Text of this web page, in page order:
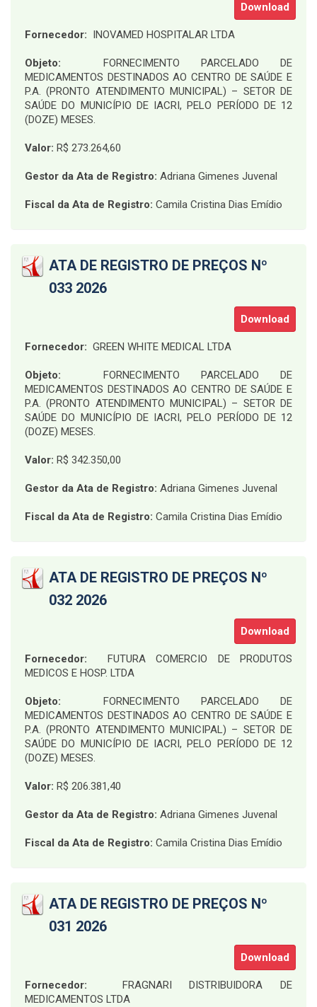
Download
Fornecedor: INOVAMED HOSPITALAR LTDA
Objeto:
FORNECIMENTO PARCELADO DE
MEDICAMENTOS DESTINADOS AO CENTRO DE SAÚDE E
P.A. (PRONTO ATENDIMENTO MUNICIPAL) – SETOR DE
SAÚDE DO MUNICÍPIO DE IACRI, PELO PERÍODO DE 12
(DOZE) MESES.
Valor: R$ 273.264,60
Gestor da Ata de Registro: Adriana Gimenes Juvenal
Fiscal da Ata de Registro: Camila Cristina Dias Emídio
ATA DE REGISTRO DE PREÇOS Nº
033 2026
Download
Fornecedor: GREEN WHITE MEDICAL LTDA
Objeto:
FORNECIMENTO PARCELADO DE
MEDICAMENTOS DESTINADOS AO CENTRO DE SAÚDE E
P.A. (PRONTO ATENDIMENTO MUNICIPAL) – SETOR DE
SAÚDE DO MUNICÍPIO DE IACRI, PELO PERÍODO DE 12
(DOZE) MESES.
Valor: R$ 342.350,00
Gestor da Ata de Registro: Adriana Gimenes Juvenal
Fiscal da Ata de Registro: Camila Cristina Dias Emídio
ATA DE REGISTRO DE PREÇOS Nº
032 2026
Download
Fornecedor:
FUTURA COMERCIO DE PRODUTOS
MEDICOS E HOSP. LTDA
Objeto:
FORNECIMENTO PARCELADO DE
MEDICAMENTOS DESTINADOS AO CENTRO DE SAÚDE E
P.A. (PRONTO ATENDIMENTO MUNICIPAL) – SETOR DE
SAÚDE DO MUNICÍPIO DE IACRI, PELO PERÍODO DE 12
(DOZE) MESES.
Valor: R$ 206.381,40
Gestor da Ata de Registro: Adriana Gimenes Juvenal
Fiscal da Ata de Registro: Camila Cristina Dias Emídio
ATA DE REGISTRO DE PREÇOS Nº
031 2026
Download
Fornecedor:
FRAGNARI DISTRIBUIDORA DE
MEDICAMENTOS LTDA